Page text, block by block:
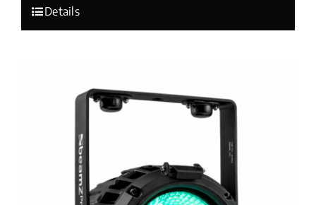
Details